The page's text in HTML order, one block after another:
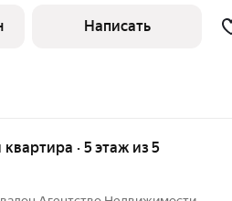
лоджию (не вхoдит в
Написать
квартира · 5 этаж из 5